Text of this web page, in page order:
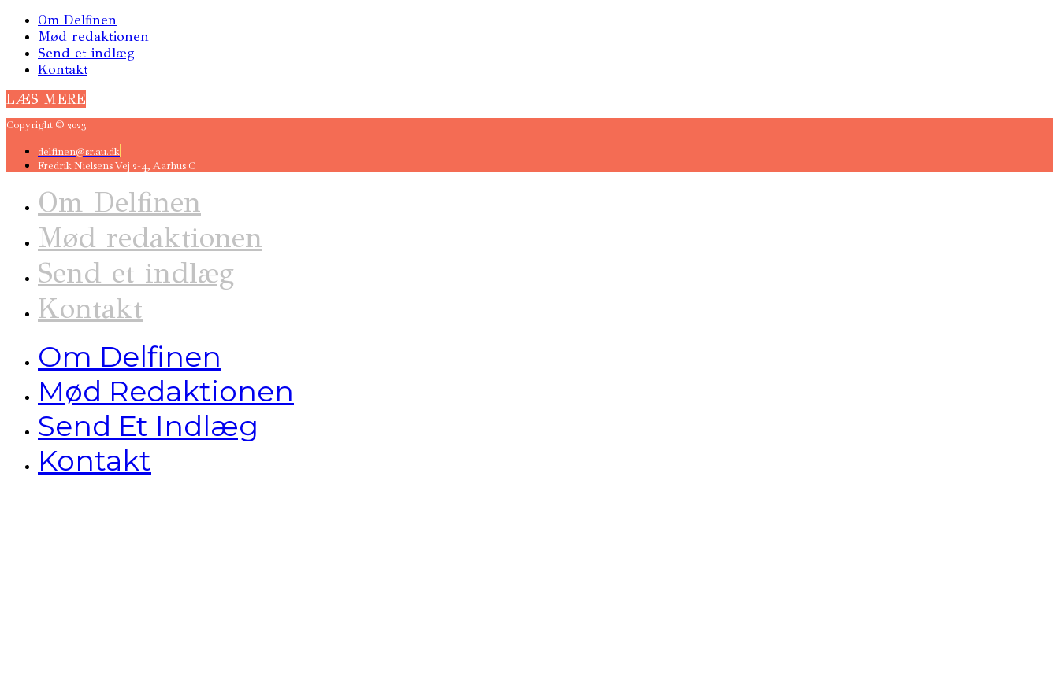
Om Delfinen
Mød redaktionen
Send et indlæg
Kontakt
LÆS MERE
Copyright © 2023
delfinen@sr.au.dk
Fredrik Nielsens Vej 2-4, Aarhus C
Om Delfinen
Mød redaktionen
Send et indlæg
Kontakt
Om Delfinen
Mød Redaktionen
Send Et Indlæg
Kontakt